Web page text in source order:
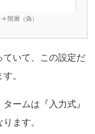
階層（偽）
ていて、この設定だ
。
ームは『入力式』
ます。